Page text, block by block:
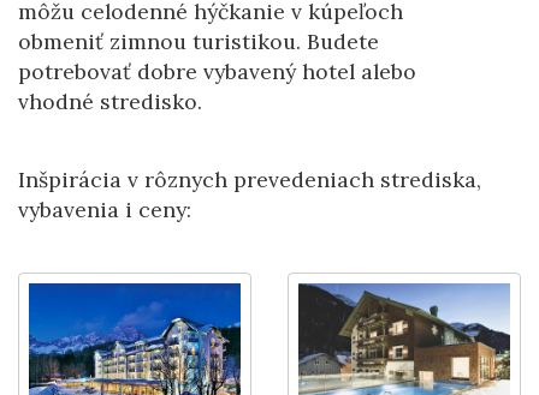
môžu celodenné hýčkanie v kúpeľoch
obmeniť zimnou turistikou. Budete
potrebovať dobre vybavený hotel alebo
vhodné stredisko.
Inšpirácia v rôznych prevedeniach strediska,
vybavenia i ceny: